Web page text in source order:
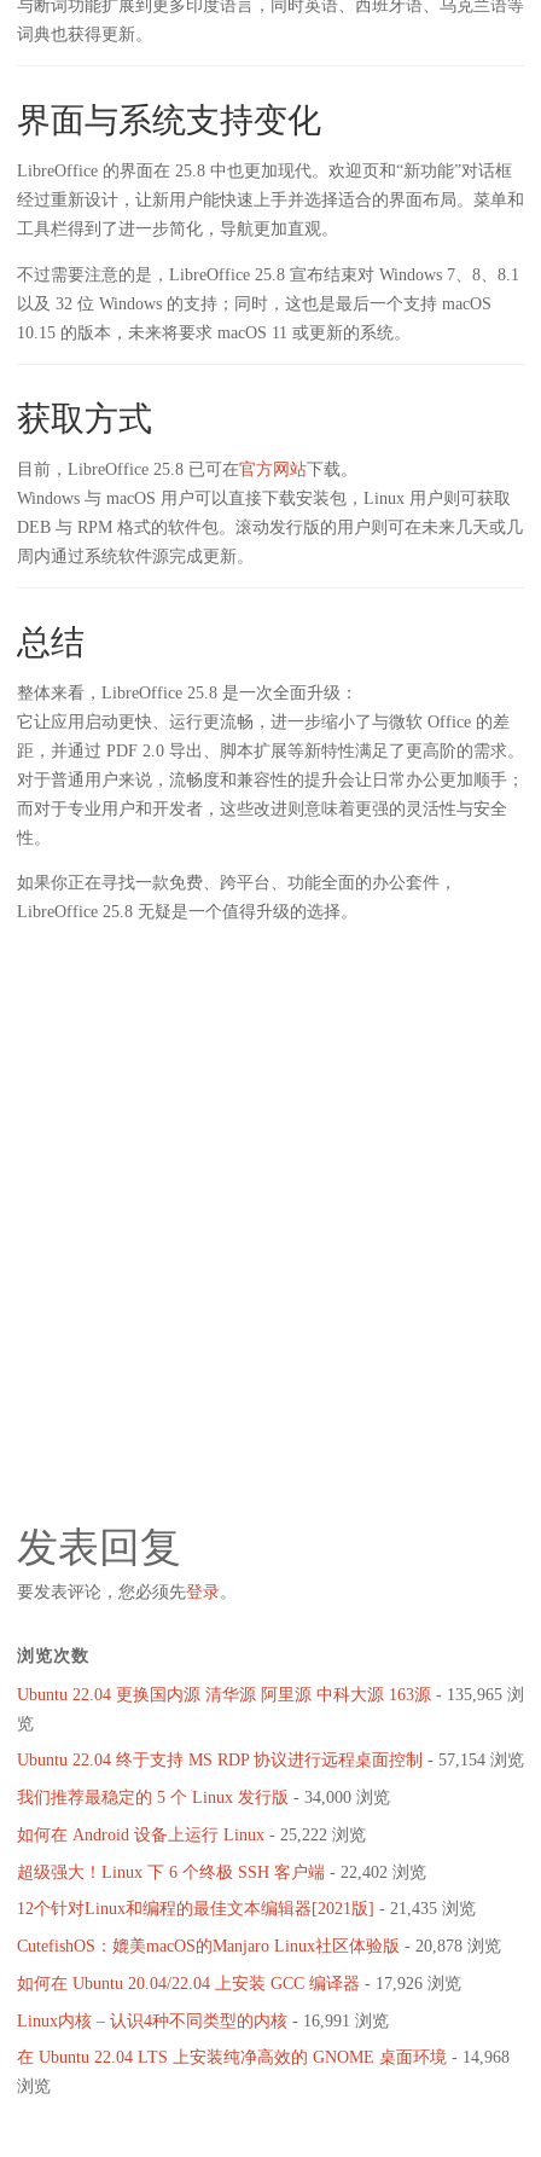
与断词功能扩展到更多印度语言，同时英语、西班牙语、乌克兰语等
词典也获得更新。
界面与系统支持变化
LibreOffice 的界面在 25.8 中也更加现代。欢迎页和“新功能”对话框
经过重新设计，让新用户能快速上手并选择适合的界面布局。菜单和
工具栏得到了进一步简化，导航更加直观。
不过需要注意的是，LibreOffice 25.8 宣布结束对 Windows 7、8、8.1
以及 32 位 Windows 的支持；同时，这也是最后一个支持 macOS
10.15 的版本，未来将要求 macOS 11 或更新的系统。
获取方式
目前，LibreOffice 25.8 已可在官方网站下载。
Windows 与 macOS 用户可以直接下载安装包，Linux 用户则可获取
DEB 与 RPM 格式的软件包。滚动发行版的用户则可在未来几天或几
周内通过系统软件源完成更新。
总结
整体来看，LibreOffice 25.8 是一次全面升级：
它让应用启动更快、运行更流畅，进一步缩小了与微软 Office 的差
距，并通过 PDF 2.0 导出、脚本扩展等新特性满足了更高阶的需求。
对于普通用户来说，流畅度和兼容性的提升会让日常办公更加顺手；
而对于专业用户和开发者，这些改进则意味着更强的灵活性与安全
性。
如果你正在寻找一款免费、跨平台、功能全面的办公套件，
LibreOffice 25.8 无疑是一个值得升级的选择。
发表回复
要发表评论，您必须先登录。
浏览次数
Ubuntu 22.04 更换国内源 清华源 阿里源 中科大源 163源- 135,965 浏
览
Ubuntu 22.04 终于支持 MS RDP 协议进行远程桌面控制 - 57,154 浏览
我们推荐最稳定的 5 个 Linux 发行版 - 34,000 浏览
如何在 Android 设备上运行 Linux- 25,222 浏览
超级强大！Linux 下 6 个终极 SSH 客户端- 22,402 浏览
12个针对Linux和编程的最佳文本编辑器[2021版] - 21,435 浏览
CutefishOS：媲美macOS的Manjaro Linux社区体验版 - 20,878 浏览
如何在 Ubuntu 20.04/22.04 上安装 GCC 编译器 - 17,926 浏览
Linux内核 – 认识4种不同类型的内核- 16,991 浏览
在 Ubuntu 22.04 LTS 上安装纯净高效的 GNOME 桌面环境- 14,968
浏览